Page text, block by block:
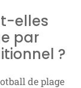
elles
par
?
de plage